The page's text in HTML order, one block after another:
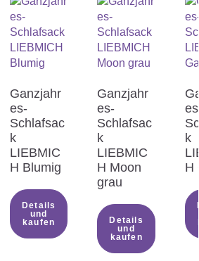
Ganzjahr
es-
Schlafsac
k
LIEBMIC
H Blumig
Details
und
kaufen
Ganzjahr
es-
Schlafsac
k
LIEBMIC
H Moon
grau
Details
und
kaufen
k
H